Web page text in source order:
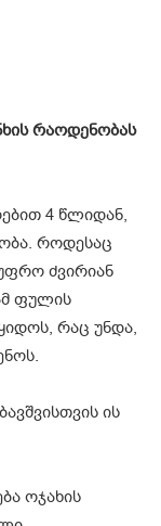
რაოდენობას
4 წლიდან,
როდესაც
ძვირიან
ფულის
რაც უნდა,
ის
ოჯახის